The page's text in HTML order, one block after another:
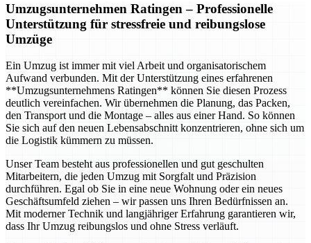
Umzugsunternehmen Ratingen – Professionelle
Unterstützung für stressfreie und reibungslose
Umzüge
Ein Umzug ist immer mit viel Arbeit und organisatorischem
Aufwand verbunden. Mit der Unterstützung eines erfahrenen
**Umzugsunternehmens Ratingen** können Sie diesen Prozess
deutlich vereinfachen. Wir übernehmen die Planung, das Packen,
den Transport und die Montage – alles aus einer Hand. So können
Sie sich auf den neuen Lebensabschnitt konzentrieren, ohne sich um
die Logistik kümmern zu müssen.
Unser Team besteht aus professionellen und gut geschulten
Mitarbeitern, die jeden Umzug mit Sorgfalt und Präzision
durchführen. Egal ob Sie in eine neue Wohnung oder ein neues
Geschäftsumfeld ziehen – wir passen uns Ihren Bedürfnissen an.
Mit moderner Technik und langjähriger Erfahrung garantieren wir,
dass Ihr Umzug reibungslos und ohne Stress verläuft.